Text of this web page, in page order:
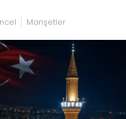
Manşetler